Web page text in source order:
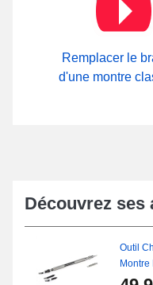
Remplacer le
d'une montre
Découvrez ses
Outil
Montre